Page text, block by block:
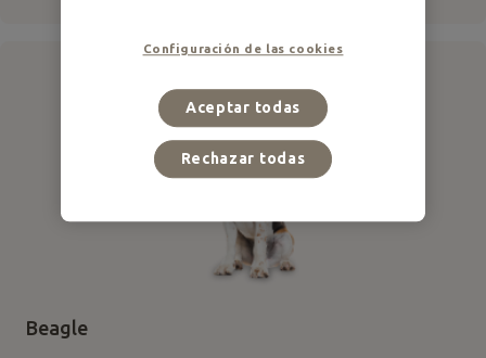
Beagle
Configuración de las cookies
Rechazar todas
Aceptar todas